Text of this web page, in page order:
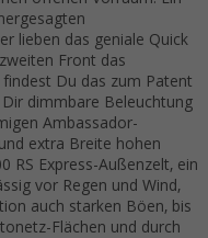
lieben das geniale Quick
Front das
Du das zum Patent
dimmbare Beleuchtung
Ambassador-
extra Breite hohen
RS Express-Außenzelt, ein
vor Regen und Wind,
auch starken Böen, bis
Flächen und durch